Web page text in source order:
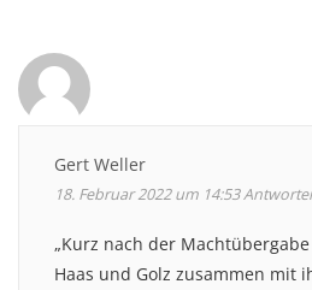
Gert Weller
18. Februar 2022 um 14:53
„Kurz nach der
Haas und Golz zusammen mit